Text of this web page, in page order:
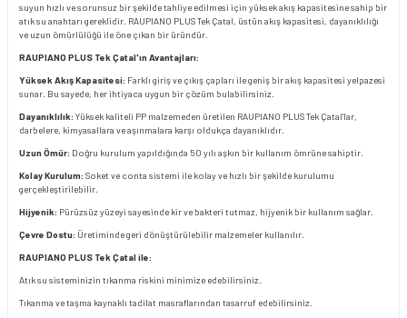
suyun hızlı ve sorunsuz bir şekilde tahliye edilmesi için yüksek akış kapasitesine sahip bir
atık su anahtarı gereklidir. RAUPIANO PLUS Tek Çatal, üstün akış kapasitesi, dayanıklılığı
ve uzun ömürlülüğü ile öne çıkan bir üründür.
RAUPIANO PLUS Tek Çatal'ın Avantajları:
Yüksek Akış Kapasitesi: Farklı giriş ve çıkış çapları ile geniş bir akış kapasitesi yelpazesi
sunar. Bu sayede, her ihtiyaca uygun bir çözüm bulabilirsiniz.
Dayanıklılık: Yüksek kaliteli PP malzemeden üretilen RAUPIANO PLUS Tek Çatal'lar,
darbelere, kimyasallara ve aşınmalara karşı oldukça dayanıklıdır.
Uzun Ömür: Doğru kurulum yapıldığında 50 yılı aşkın bir kullanım ömrüne sahiptir.
Kolay Kurulum: Soket ve conta sistemi ile kolay ve hızlı bir şekilde kurulumu
gerçekleştirilebilir.
Hijyenik: Pürüzsüz yüzeyi sayesinde kir ve bakteri tutmaz, hijyenik bir kullanım sağlar.
Çevre Dostu: Üretiminde geri dönüştürülebilir malzemeler kullanılır.
RAUPIANO PLUS Tek Çatal ile:
Atık su sisteminizin tıkanma riskini minimize edebilirsiniz.
Tıkanma ve taşma kaynaklı tadilat masraflarından tasarruf edebilirsiniz.